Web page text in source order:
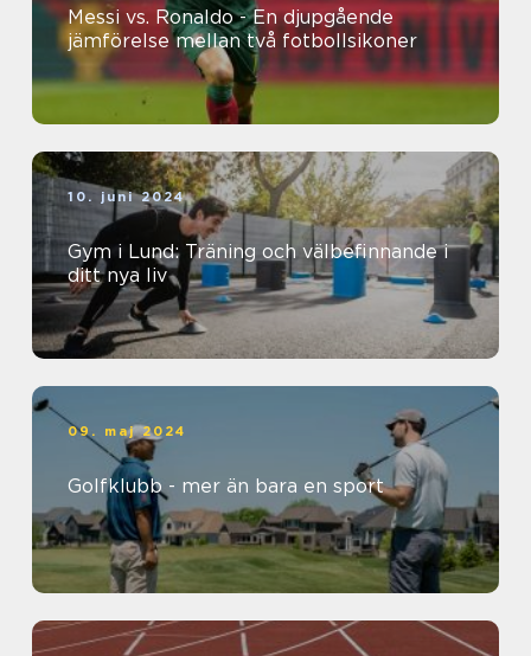
Messi vs. Ronaldo - En djupgående
jämförelse mellan två fotbollsikoner
10. juni 2024
Gym i Lund: Träning och välbefinnande i
ditt nya liv
09. maj 2024
Golfklubb - mer än bara en sport